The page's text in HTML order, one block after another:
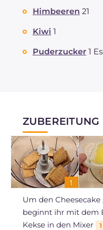
Himbeeren 21
Kiwi 1
Puderzucker 1
ZUBEREITUNG
Um den Cheesecake
beginnt ihr mit dem
Kekse in den Mixer
1